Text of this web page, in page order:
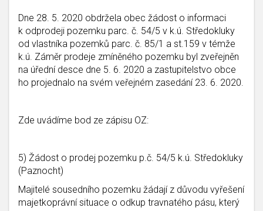
Dne 28. 5. 2020 obdržela obec žádost o informaci
k odprodeji pozemku parc. č. 54/5 v k.ú. Středokluky
od vlastníka pozemků parc. č. 85/1 a st.159 v témže
k.ú. Záměr prodeje zmíněného pozemku byl zveřejněn
na úřední desce dne 5. 6. 2020 a zastupitelstvo obce
ho projednalo na svém veřejném zasedání 23. 6. 2020.
Zde uvádíme bod ze zápisu OZ:
5) Žádost o prodej pozemku p.č. 54/5 k.ú. Středokluky
(Paznocht)
Majitelé sousedního pozemku žádají z důvodu vyřešení
majetkoprávní situace o odkup travnatého pásu, který